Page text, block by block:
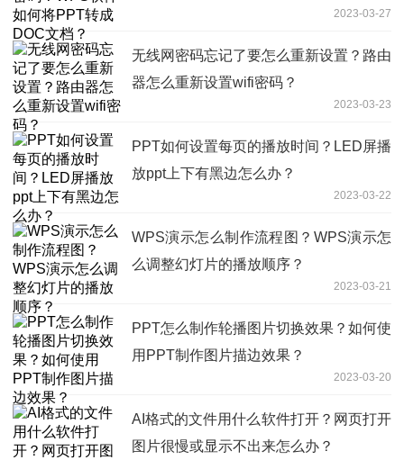
2023-03-27
无线网密码忘记了要怎么重新设置？路由
器怎么重新设置wifi密码？
2023-03-23
PPT如何设置每页的播放时间？LED屏播
放ppt上下有黑边怎么办？
2023-03-22
WPS演示怎么制作流程图？WPS演示怎
么调整幻灯片的播放顺序？
2023-03-21
PPT怎么制作轮播图片切换效果？如何使
用PPT制作图片描边效果？
2023-03-20
AI格式的文件用什么软件打开？网页打开
图片很慢或显示不出来怎么办？